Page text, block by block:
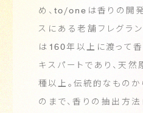
め、 to/one は香りの開
スにある老舗フレグラ
は 160年以上に渡って
キスパートであり、天
種以上。 伝統的なものか
のまで、香りの抽出方